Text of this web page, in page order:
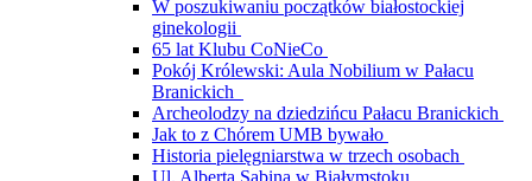
W poszukiwaniu początków białostockiej
ginekologii
65 lat Klubu CoNieCo
Pokój Królewski: Aula Nobilium w Pałacu
Branickich
Archeolodzy na dziedzińcu Pałacu Branickich
Jak to z Chórem UMB bywało
Historia pielęgniarstwa w trzech osobach
Ul. Alberta Sabina w Białymstoku